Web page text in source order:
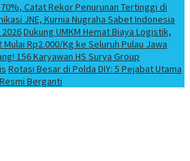
Catat Rekor Penurunan Tertinggi di
JNE, Kurnia Nugraha Sabet Indonesia
Dukung UMKM Hemat Biaya Logistik,
Rp2.000/Kg ke Seluruh Pulau Jawa
156 Karyawan HS Surya Group
Rotasi Besar di Polda DIY: 5 Pejabat Utama
Berganti